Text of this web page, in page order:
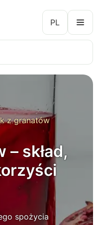
PL
z granatów
– skład,
spożycia